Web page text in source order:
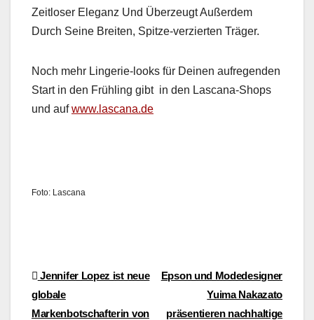
Zeit­los­er Ele­ganz Und Überzeugt Außer­dem
Durch Seine Bre­it­en, Spitze-verzierten Träger.
Noch mehr Lin­gerie-looks für Deinen aufre­gen­den
Start in den Früh­ling gibt in den Las­cana-Shops
und aufwww.lascana.de
Foto: Las­cana
Beitragsnavigation
Epson und Modedesigner
Yuima Nakazato
präsentieren nachhaltige
Jennifer Lopez ist neue
globale
Markenbotschafterin von